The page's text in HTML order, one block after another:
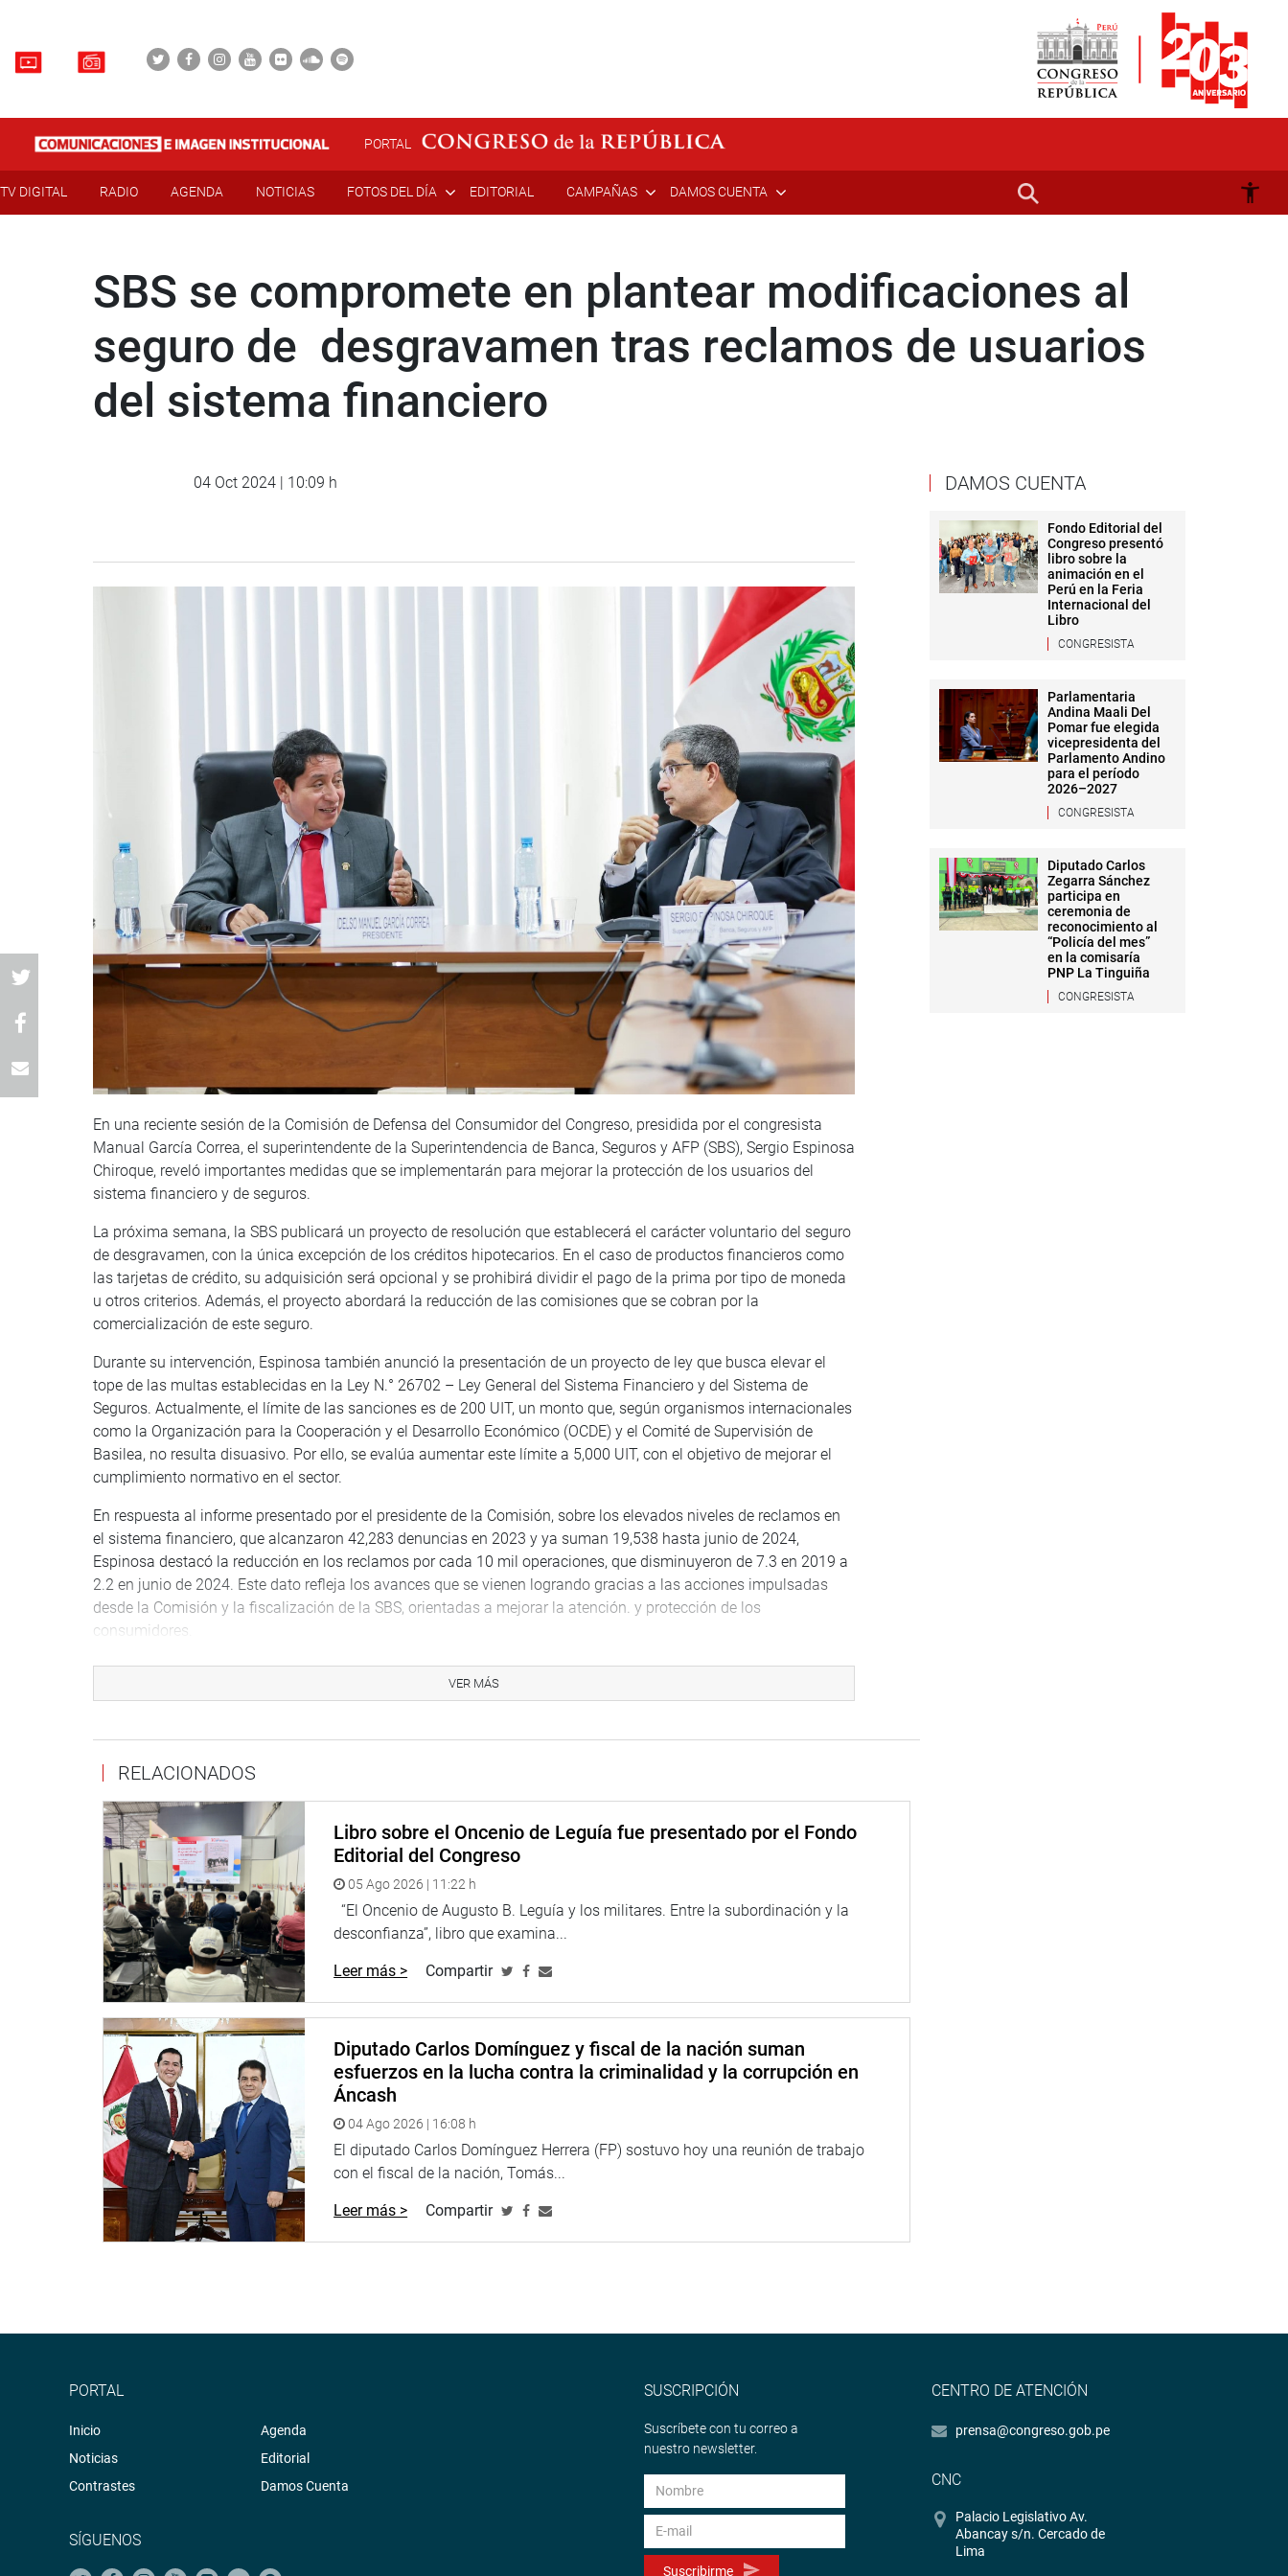
PORTAL
TV DIGITAL RADIO AGENDA NOTICIAS FOTOS DEL DÍA EDITORIAL CAMPAÑAS DAMOS CUENTA
SBS se compromete en plantear modificaciones al
seguro de desgravamen tras reclamos de usuarios
del sistema financiero
04 Oct 2024 | 10:09 h
En una reciente sesión de la Comisión de Defensa del Consumidor del Congreso, presidida por el congresista
Manual García Correa, el superintendente de la Superintendencia de Banca, Seguros y AFP (SBS), Sergio Espinosa
Chiroque, reveló importantes medidas que se implementarán para mejorar la protección de los usuarios del
sistema financiero y de seguros.
La próxima semana, la SBS publicará un proyecto de resolución que establecerá el carácter voluntario del seguro
de desgravamen, con la única excepción de los créditos hipotecarios. En el caso de productos financieros como
las tarjetas de crédito, su adquisición será opcional y se prohibirá dividir el pago de la prima por tipo de moneda
u otros criterios. Además, el proyecto abordará la reducción de las comisiones que se cobran por la
comercialización de este seguro.
Durante su intervención, Espinosa también anunció la presentación de un proyecto de ley que busca elevar el
tope de las multas establecidas en la Ley N.° 26702 – Ley General del Sistema Financiero y del Sistema de
Seguros. Actualmente, el límite de las sanciones es de 200 UIT, un monto que, según organismos internacionales
como la Organización para la Cooperación y el Desarrollo Económico (OCDE) y el Comité de Supervisión de
Basilea, no resulta disuasivo. Por ello, se evalúa aumentar este límite a 5,000 UIT, con el objetivo de mejorar el
cumplimiento normativo en el sector.
En respuesta al informe presentado por el presidente de la Comisión, sobre los elevados niveles de reclamos en
el sistema financiero, que alcanzaron 42,283 denuncias en 2023 y ya suman 19,538 hasta junio de 2024,
Espinosa destacó la reducción en los reclamos por cada 10 mil operaciones, que disminuyeron de 7.3 en 2019 a
2.2 en junio de 2024. Este dato refleja los avances que se vienen logrando gracias a las acciones impulsadas
desde la Comisión y la fiscalización de la SBS, orientadas a mejorar la atención. y protección de los
consumidores.
La Comisión de Defensa del Consumidor ha puesto en la agenda pública temas cruciales para los ciudadanos.
Su objetivo es garantizar mayor transparencia y equidad en el sistema financiero, defendiendo los derechos de
VER MÁS
RELACIONADOS
Libro sobre el Oncenio de Leguía fue presentado por el Fondo
Editorial del Congreso
05 Ago 2026 | 11:22 h
“El Oncenio de Augusto B. Leguía y los militares. Entre la subordinación y la
desconfianza”, libro que examina...
Leer más > Compartir
Diputado Carlos Domínguez y fiscal de la nación suman
esfuerzos en la lucha contra la criminalidad y la corrupción en
Áncash
04 Ago 2026 | 16:08 h
El diputado Carlos Domínguez Herrera (FP) sostuvo hoy una reunión de trabajo
con el fiscal de la nación, Tomás...
Leer más > Compartir
DAMOS CUENTA
Fondo Editorial del
Congreso presentó
libro sobre la
animación en el
Perú en la Feria
Internacional del
Libro
CONGRESISTA
Parlamentaria
Andina Maali Del
Pomar fue elegida
vicepresidenta del
Parlamento Andino
para el período
2026–2027
CONGRESISTA
Diputado Carlos
Zegarra Sánchez
participa en
ceremonia de
reconocimiento al
“Policía del mes”
en la comisaría
PNP La Tinguiña
CONGRESISTA
PORTAL
Inicio
Noticias
Contrastes
Agenda
Editorial
Damos Cuenta
SÍGUENOS
SUSCRIPCIÓN
Suscríbete con tu correo a
nuestro newsletter.
Suscribirme
CENTRO DE ATENCIÓN
prensa@congreso.gob.pe
CNC
Palacio Legislativo Av.
Abancay s/n. Cercado de
Lima